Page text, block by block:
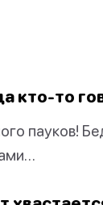
кто-то
пауков!